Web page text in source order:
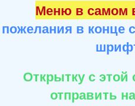
Меню в самом
пожелания в конце
Открытку с
отправить